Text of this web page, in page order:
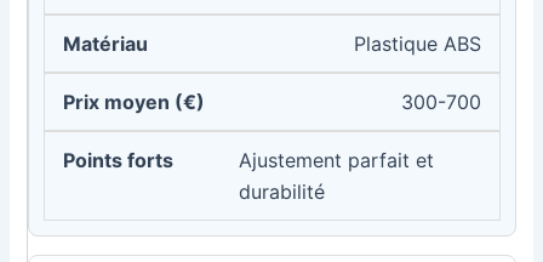
Plastique ABS
300-700
Ajustement parfait et
durabilité